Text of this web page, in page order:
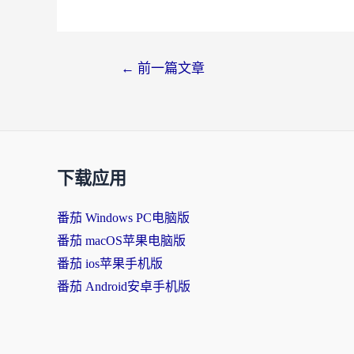
← 前一篇文章
下载应用
番茄 Windows PC电脑版
番茄 macOS苹果电脑版
番茄 ios苹果手机版
番茄 Android安卓手机版